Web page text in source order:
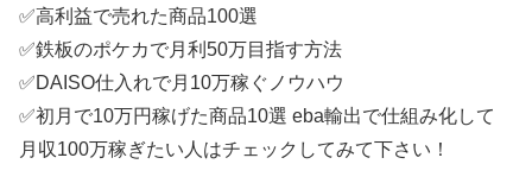
✅高利益で売れた商品100選
✅鉄板のポケカで月利50万目指す方法
✅DAISO仕入れで月10万稼ぐノウハウ
✅初月で10万円稼げた商品10選 eba輸出で仕組み化して
月収100万稼ぎたい人はチェックしてみて下さい！